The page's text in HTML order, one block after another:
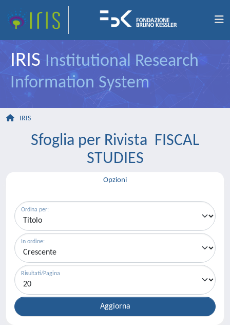
IRIS Institutional Research
Information System
IRIS
Sfoglia per Rivista FISCAL
STUDIES
Opzioni
Ordina per:
In ordine:
Risultati/Pagina